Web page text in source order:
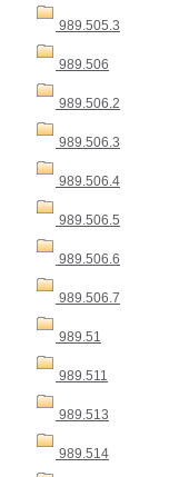
989.505.3
989.506
989.506.2
989.506.3
989.506.4
989.506.5
989.506.6
989.506.7
989.51
989.511
989.513
989.514